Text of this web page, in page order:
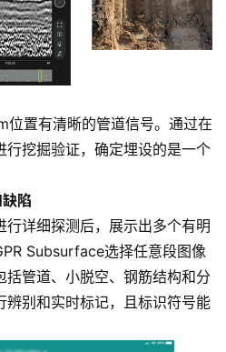
位置有清晰的管道信号。通过在
行挖掘验证，确定埋设的是一个
陷
详细探测后，展示出多个有明
Subsurface选择任意段图像
括管道、小脱空、钢筋结构和分
辨别和实时标记，且标识符号能